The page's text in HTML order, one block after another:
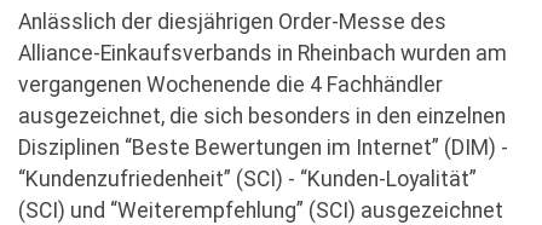
Anlässlich der diesjährigen Order-Messe des
Alliance-Einkaufsverbands in Rheinbach wurden am
vergangenen Wochenende die 4 Fachhändler
ausgezeichnet, die sich besonders in den einzelnen
Disziplinen “Beste Bewertungen im Internet” (DIM) -
“Kundenzufriedenheit” (SCI) - “Kunden-Loyalität”
(SCI) und “Weiterempfehlung” (SCI) ausgezeichnet